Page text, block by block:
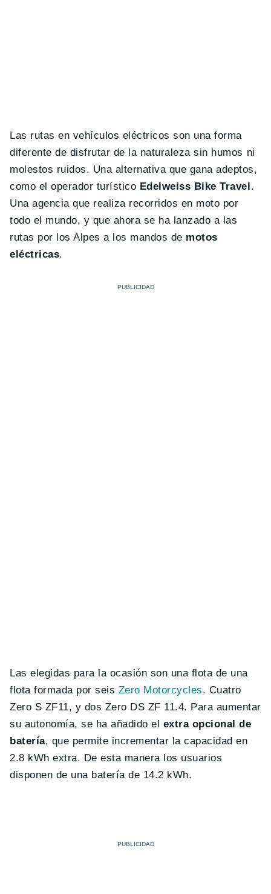
Las rutas en vehículos eléctricos son una forma
diferente de disfrutar de la naturaleza sin humos ni
molestos ruidos. Una alternativa que gana adeptos,
como el operador turístico Edelweiss Bike Travel .
Una agencia que realiza recorridos en moto por
todo el mundo, y que ahora se ha lanzado a las
rutas por los Alpes a los mandos de motos
eléctricas.
Las elegidas para la ocasión son una flota de una
flota formada por seis Zero Motorcycles. Cuatro
Zero S ZF11, y dos Zero DS ZF 11.4. Para aumentar
su autonomía, se ha añadido el extra opcional de
batería, que permite incrementar la capacidad en
2.8 kWh extra. De esta manera los usuarios
disponen de una batería de 14.2 kWh.